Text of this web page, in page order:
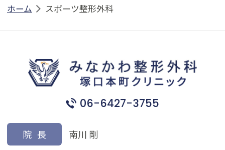
ホーム スポーツ整形外科
06-6427-3755
院長 南川 剛